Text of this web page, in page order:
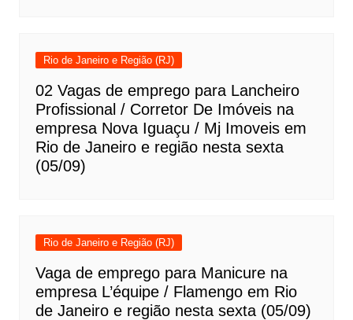
Rio de Janeiro e Região (RJ)
02 Vagas de emprego para Lancheiro
Profissional / Corretor De Imóveis na
empresa Nova Iguaçu / Mj Imoveis em
Rio de Janeiro e região nesta sexta
(05/09)
Rio de Janeiro e Região (RJ)
Vaga de emprego para Manicure na
empresa L’équipe / Flamengo em Rio
de Janeiro e região nesta sexta (05/09)